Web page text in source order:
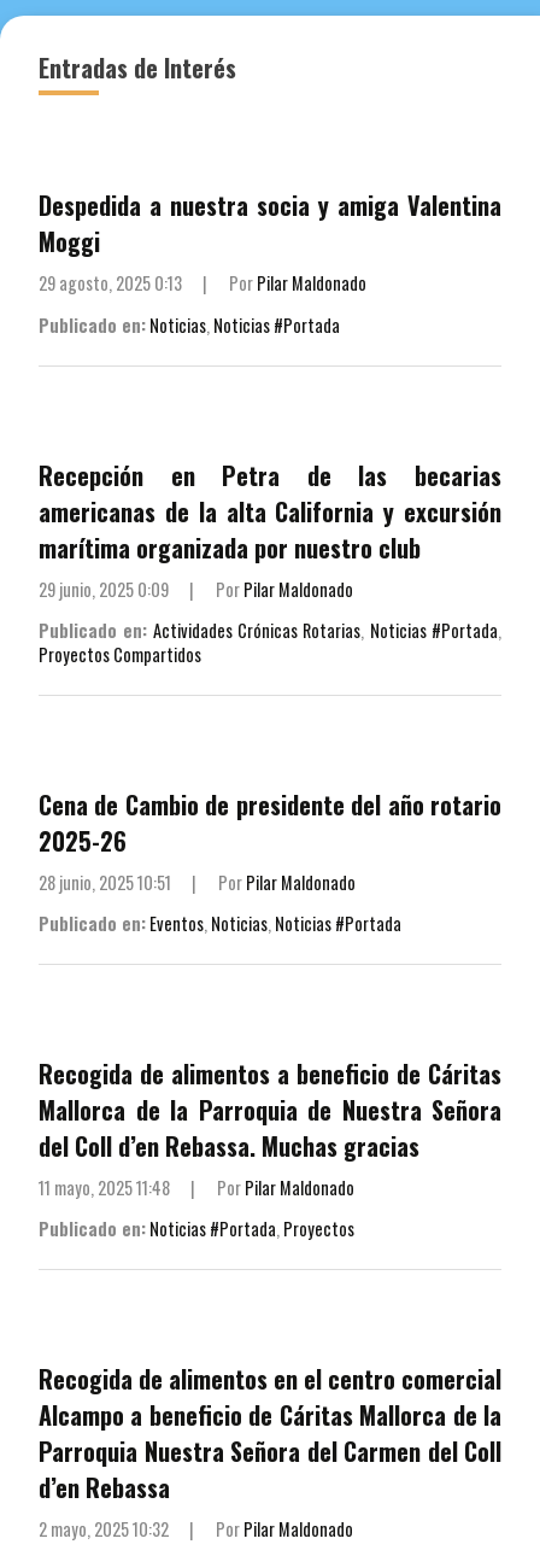
Entradas de Interés
Despedida a nuestra socia y amiga Valentina
Moggi
29 agosto, 2025 0:13 | PorPilar Maldonado
Publicado en:Noticias, Noticias #Portada
Recepción en Petra de las becarias
americanas de la alta California y excursión
marítima organizada por nuestro club
29 junio, 2025 0:09 | PorPilar Maldonado
Publicado en: Actividades Crónicas Rotarias, Noticias #Portada,
Proyectos Compartidos
Cena de Cambio de presidente del año rotario
2025-26
28 junio, 2025 10:51 | PorPilar Maldonado
Publicado en:Eventos, Noticias, Noticias #Portada
Recogida de alimentos a beneficio de Cáritas
Mallorca de la Parroquia de Nuestra Señora
del Coll d’en Rebassa. Muchas gracias
11 mayo, 2025 11:48 | PorPilar Maldonado
Publicado en:Noticias #Portada,Proyectos
Recogida de alimentos en el centro comercial
Alcampo a beneficio de Cáritas Mallorca de la
Parroquia Nuestra Señora del Carmen del Coll
d’en Rebassa
2 mayo, 2025 10:32 | PorPilar Maldonado